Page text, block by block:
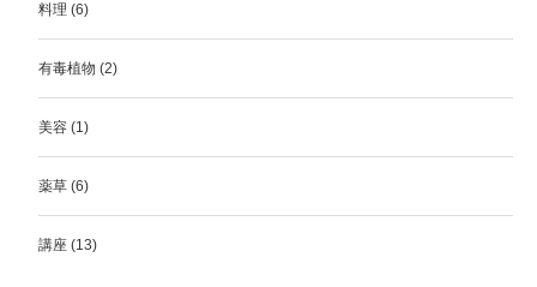
料理 (6)
有毒植物 (2)
美容 (1)
薬草 (6)
講座 (13)